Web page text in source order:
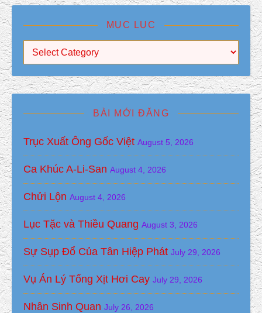
MỤC LỤC
BÀI MỚI ĐĂNG
Trục Xuất Ông Gốc Việt August 5, 2026
Ca Khúc A-Li-San August 4, 2026
Chửi Lộn August 4, 2026
Lục Tặc và Thiều Quang August 3, 2026
Sự Sụp Đổ Của Tân Hiệp Phát July 29, 2026
Vụ Án Lý Tống Xịt Hơi Cay July 29, 2026
Nhân Sinh Quan July 26, 2026